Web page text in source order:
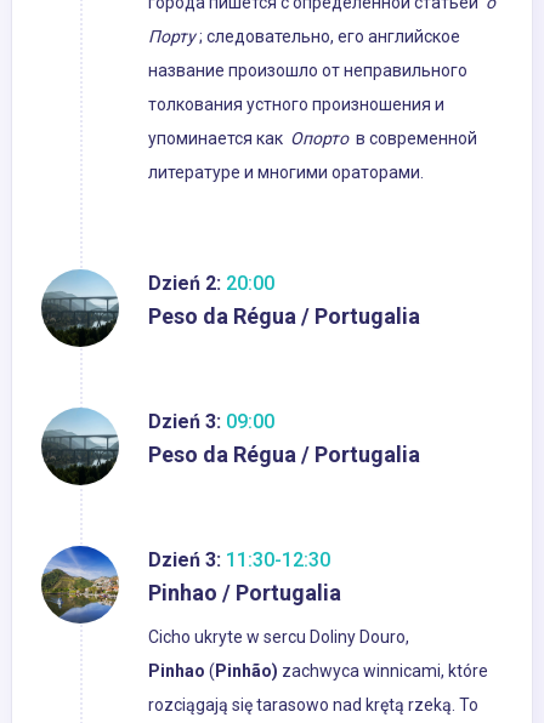
Порту; следовательно, его английское
название произошло от неправильного
толкования устного произношения и
упоминается как Опортов современной
литературе и многими ораторами.
Dzień 2: 20:00
Peso da Régua / Portugalia
Dzień 3: 09:00
Peso da Régua / Portugalia
Dzień 3: 11:30-12:30
Pinhao / Portugalia
Cicho ukryte w sercu Doliny Douro,
Pinhao ( Pinhão) zachwyca winnicami, które
rozciągają się tarasowo nad krętą rzeką. To